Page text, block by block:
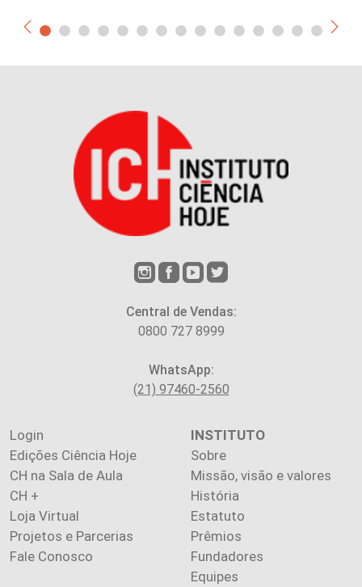
Central de Vendas:
0800 727 8999
WhatsApp:
(21) 97460-2560
Login
Edições Ciência Hoje
CH na Sala de Aula
CH +
Loja Virtual
Projetos e Parcerias
Fale Conosco
INSTITUTO
Sobre
Missão, visão e valores
História
Estatuto
Prêmios
Fundadores
Equipes